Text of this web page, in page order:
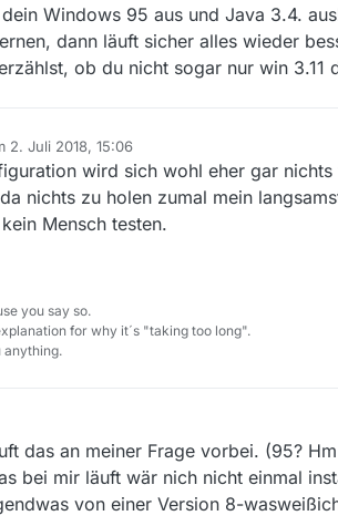
Windows 95 aus und Java 3.4.
dann läuft sicher alles wieder
ob du nicht sogar nur win
2. Juli 2018, 15:06
von
wird sich wohl eher gar
nichts zu holen zumal mein
Mensch testen.
you say so.
for why it´s "taking too long".
das an meiner Frage vorbei. (95?
bei mir läuft wär nich nicht einmal
von einer Version 8-